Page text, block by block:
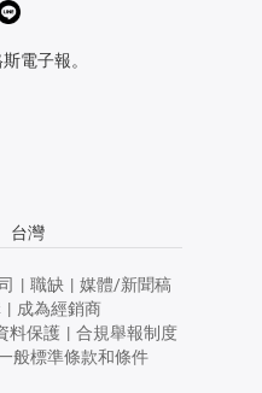
電子報。
台灣
| 職缺 | 媒體/新聞稿
| 成為經銷商
料保護 | 合規舉報制度
般標準條款和條件